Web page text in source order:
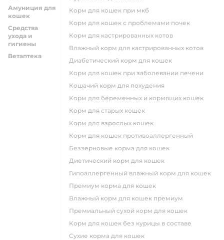
Амуниция для
кошек
Средства
ухода и
гигиены
Ветаптека
корм для кошек при мкб
корм для кошек с проблемами почек
Корм для кастрированных котов
влажный корм для кастрированных котов
диабетический корм для кошек
корм для кошек при заболевании печени
кошачий корм для похудения
корм для беременных и кормящих кошек
корм для старых кошек
корм для взрослых кошек
корм для кошек противоаллергенный
беззерновые корма для кошек
диетический корм для кошек
гипоаллергенный влажный корм для кошек
премиум корма для кошек
влажный корм для кошек премиум
премиальный сухой корм для кошек
корм для кошек без курицы в составе
сухие корма для кошек